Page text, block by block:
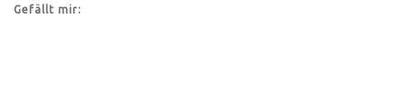
Gefällt mir: